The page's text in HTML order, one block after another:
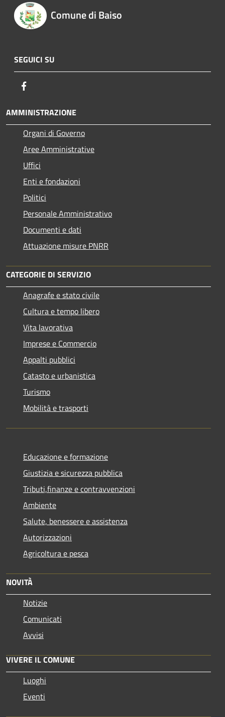
Comune di Baiso
SEGUICI SU
AMMINISTRAZIONE
Organi di Governo
Aree Amministrative
Uffici
Enti e fondazioni
Politici
Personale Amministrativo
Documenti e dati
Attuazione misure PNRR
CATEGORIE DI SERVIZIO
Anagrafe e stato civile
Cultura e tempo libero
Vita lavorativa
Imprese e Commercio
Appalti pubblici
Catasto e urbanistica
Turismo
Mobilità e trasporti
Educazione e formazione
Giustizia e sicurezza pubblica
Tributi,finanze e contravvenzioni
Ambiente
Salute, benessere e assistenza
Autorizzazioni
Agricoltura e pesca
NOVITÀ
Notizie
Comunicati
Avvisi
VIVERE IL COMUNE
Luoghi
Eventi